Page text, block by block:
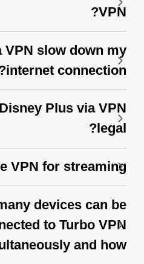
VPN?
VPN slow down my
internet connection?
Plus via VPN
legal?
VPN for streaming?
devices can be
to Turbo VPN
and how?